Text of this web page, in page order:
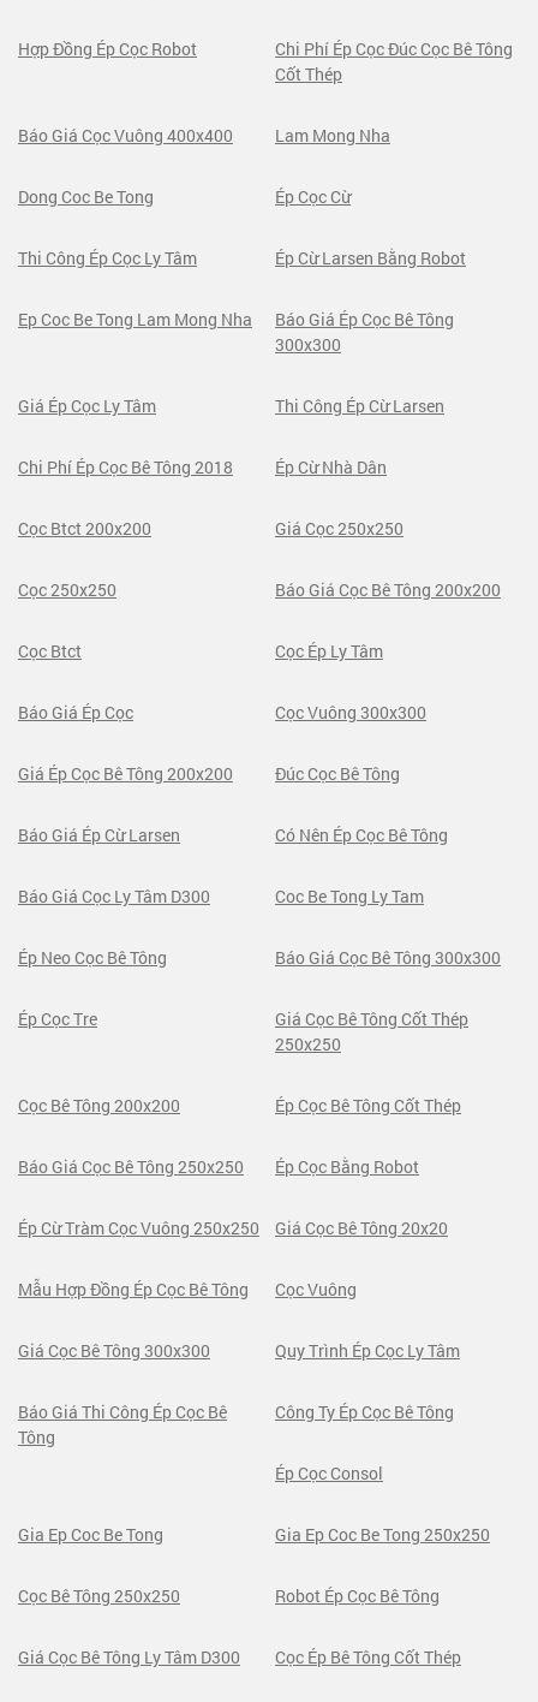
Hợp Đồng Ép Cọc Robot
Chi Phí Ép Cọc Đúc Cọc Bê Tông
Cốt Thép
Báo Giá Cọc Vuông 400x400 Lam Mong Nha
Dong Coc Be Tong Ép Cọc Cừ
Thi Công Ép Cọc Ly Tâm Ép Cừ Larsen Bằng Robot
Ep Coc Be Tong Lam Mong Nha
Báo Giá Ép Cọc Bê Tông
300x300
Giá Ép Cọc Ly Tâm Thi Công Ép Cừ Larsen
Chi Phí Ép Cọc Bê Tông 2018 Ép Cừ Nhà Dân
Cọc Btct 200x200 Giá Cọc 250x250
Cọc 250x250 Báo Giá Cọc Bê Tông 200x200
Cọc Btct Cọc Ép Ly Tâm
Báo Giá Ép Cọc Cọc Vuông 300x300
Giá Ép Cọc Bê Tông 200x200 Đúc Cọc Bê Tông
Báo Giá Ép Cừ Larsen Có Nên Ép Cọc Bê Tông
Báo Giá Cọc Ly Tâm D300 Coc Be Tong Ly Tam
Ép Neo Cọc Bê Tông Báo Giá Cọc Bê Tông 300x300
Ép Cọc Tre
Giá Cọc Bê Tông Cốt Thép
250x250
Cọc Bê Tông 200x200 Ép Cọc Bê Tông Cốt Thép
Báo Giá Cọc Bê Tông 250x250 Ép Cọc Bằng Robot
Ép Cừ Tràm Cọc Vuông 250x250 Giá Cọc Bê Tông 20x20
Mẫu Hợp Đồng Ép Cọc Bê Tông Cọc Vuông
Giá Cọc Bê Tông 300x300 Quy Trình Ép Cọc Ly Tâm
Báo Giá Thi Công Ép Cọc Bê
Tông
Công Ty Ép Cọc Bê Tông
Ép Cọc Consol
Gia Ep Coc Be Tong Gia Ep Coc Be Tong 250x250
Cọc Bê Tông 250x250 Robot Ép Cọc Bê Tông
Giá Cọc Bê Tông Ly Tâm D300 Cọc Ép Bê Tông Cốt Thép